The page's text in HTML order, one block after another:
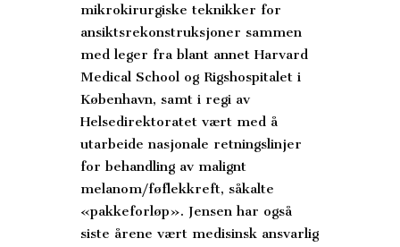
mikrokirurgiske teknikker for
ansiktsrekonstruksjoner sammen
med leger fra blant annet Harvard
Medical School og Rigshospitalet i
København, samt i regi av
Helsedirektoratet vært med å
utarbeide nasjonale retningslinjer
for behandling av malignt
melanom/føflekkreft, såkalte
«pakkeforløp». Jensen har også
siste årene vært medisinsk ansvarlig